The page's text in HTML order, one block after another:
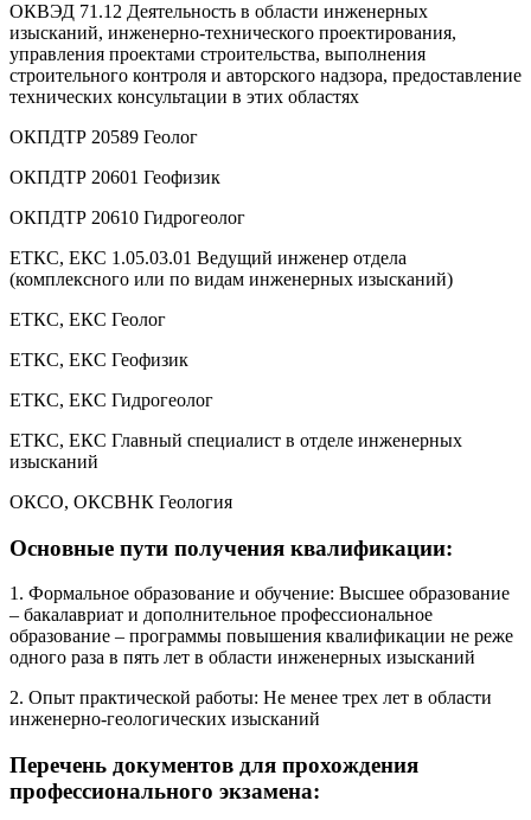
ОКВЭД 71.12 Деятельность в области инженерных
изысканий, инженерно-технического проектирования,
управления проектами строительства, выполнения
строительного контроля и авторского надзора, предоставление
технических консультации в этих областях
ОКПДТР 20589 Геолог
ОКПДТР 20601 Геофизик
ОКПДТР 20610 Гидрогеолог
ЕТКС, ЕКС 1.05.03.01 Ведущий инженер отдела
(комплексного или по видам инженерных изысканий)
ЕТКС, ЕКС Геолог
ЕТКС, ЕКС Геофизик
ЕТКС, ЕКС Гидрогеолог
ЕТКС, ЕКС Главный специалист в отделе инженерных
изысканий
ОКСО, ОКСВНК Геология
Основные пути получения квалификации:
1. Формальное образование и обучение: Высшее образование
– бакалавриат и дополнительное профессиональное
образование – программы повышения квалификации не реже
одного раза в пять лет в области инженерных изысканий
2. Опыт практической работы: Не менее трех лет в области
инженерно-геологических изысканий
Перечень документов для прохождения
профессионального экзамена: